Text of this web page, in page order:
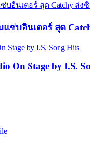
ซ่บอินเตอร์ สุด
On Stage by I.S.